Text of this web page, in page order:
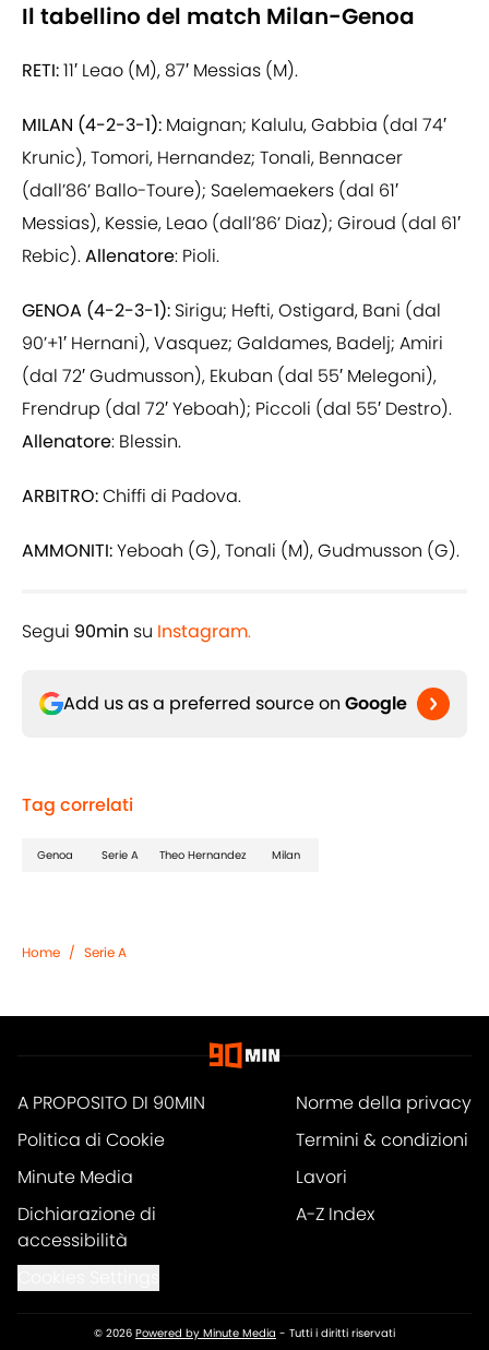
Il tabellino del match Milan-Genoa
RETI:11′ Leao (M), 87′ Messias (M).
MILAN (4-2-3-1): Maignan; Kalulu, Gabbia (dal 74′
Krunic), Tomori, Hernandez; Tonali, Bennacer
(dall’86’ Ballo-Toure); Saelemaekers (dal 61′
Messias), Kessie, Leao (dall’86’ Diaz); Giroud (dal 61′
Rebic).Allenatore: Pioli.
GENOA (4-2-3-1): Sirigu; Hefti, Ostigard, Bani (dal
90’+1′ Hernani), Vasquez; Galdames, Badelj; Amiri
(dal 72′ Gudmusson), Ekuban (dal 55′ Melegoni),
Frendrup (dal 72′ Yeboah); Piccoli (dal 55′ Destro).
Allenatore: Blessin.
ARBITRO:Chiffi di Padova.
AMMONITI:Yeboah (G), Tonali (M), Gudmusson (G).
Segui 90min su Instagram.
Add us as a preferred source on Google
Tag correlati
Genoa Serie A Theo Hernandez Milan
Home / Serie A
A PROPOSITO DI 90MIN
Norme della privacy
Politica di Cookie
Termini & condizioni
Minute Media
Lavori
Dichiarazione di
accessibilità
A-Z Index
© 2026 Powered by Minute Media - Tutti i diritti riservati